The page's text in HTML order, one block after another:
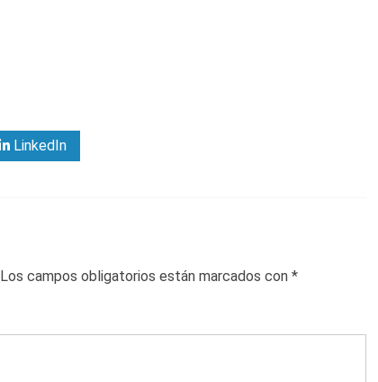
LinkedIn
Los campos obligatorios están marcados con *